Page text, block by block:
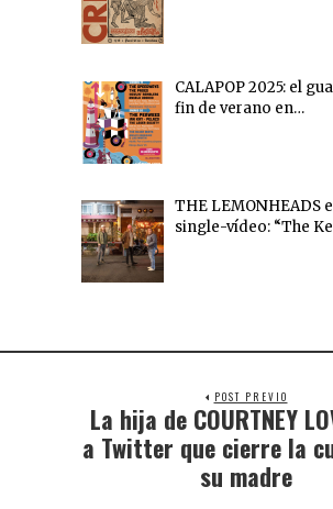
CALAPOP 2025: el
fin de verano en…
THE LEMONHEADS
single-vídeo: “The
POST PREVIO
La hija de COURTNEY
a Twitter que cierre la
su madre